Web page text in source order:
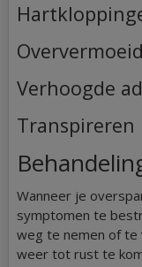
Verhoogde
Transpireren
Wanneer je
symptomen te
weg te nemen of te
weer tot rust te